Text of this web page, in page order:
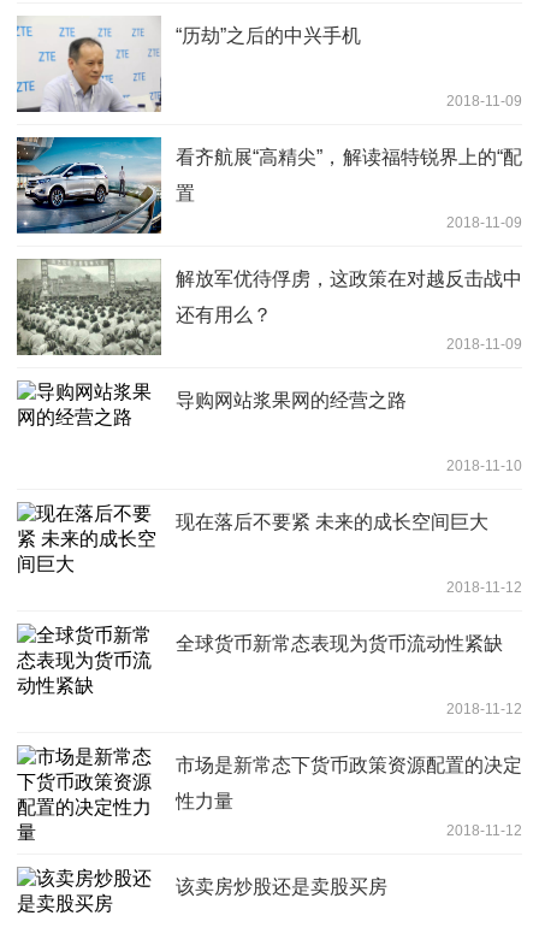
“历劫”之后的中兴手机
2018-11-09
看齐航展“高精尖”，解读福特锐界上的“配
置
2018-11-09
解放军优待俘虏，这政策在对越反击战中
还有用么？
2018-11-09
导购网站浆果网的经营之路
2018-11-10
现在落后不要紧 未来的成长空间巨大
2018-11-12
全球货币新常态表现为货币流动性紧缺
2018-11-12
市场是新常态下货币政策资源配置的决定
性力量
2018-11-12
该卖房炒股还是卖股买房